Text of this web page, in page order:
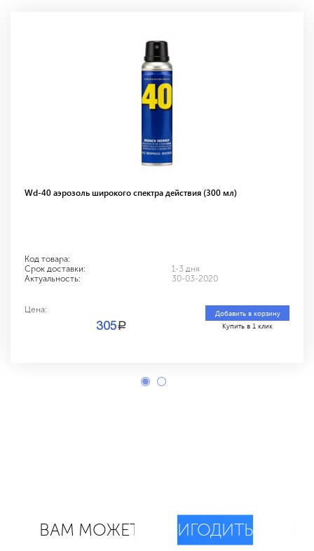
Wd-40 аэрозоль широкого спектра действия (300 мл)
Код товара:
Срок доставки:
1-3 дня
Актуальность:
30-03-2020
Цена:
305a
Добавить в корзину
Купить в 1 клик
ВАМ МОЖЕТ ПРИГОДИТЬСЯ